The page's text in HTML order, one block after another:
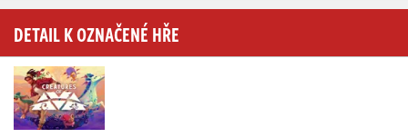
DETAIL K OZNAČENÉ HŘE